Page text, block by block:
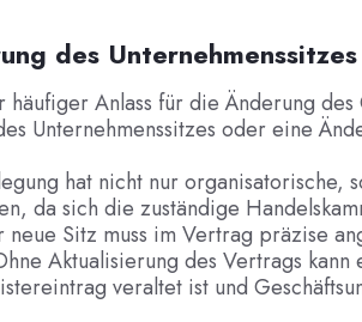
des
häufiger Anlass für die Änderung
Unternehmenssitzes oder eine
hat nicht nur organisatorische,
da sich die zuständige
neue Sitz muss im Vertrag präzise
Aktualisierung des Vertrags kann
veraltet ist und